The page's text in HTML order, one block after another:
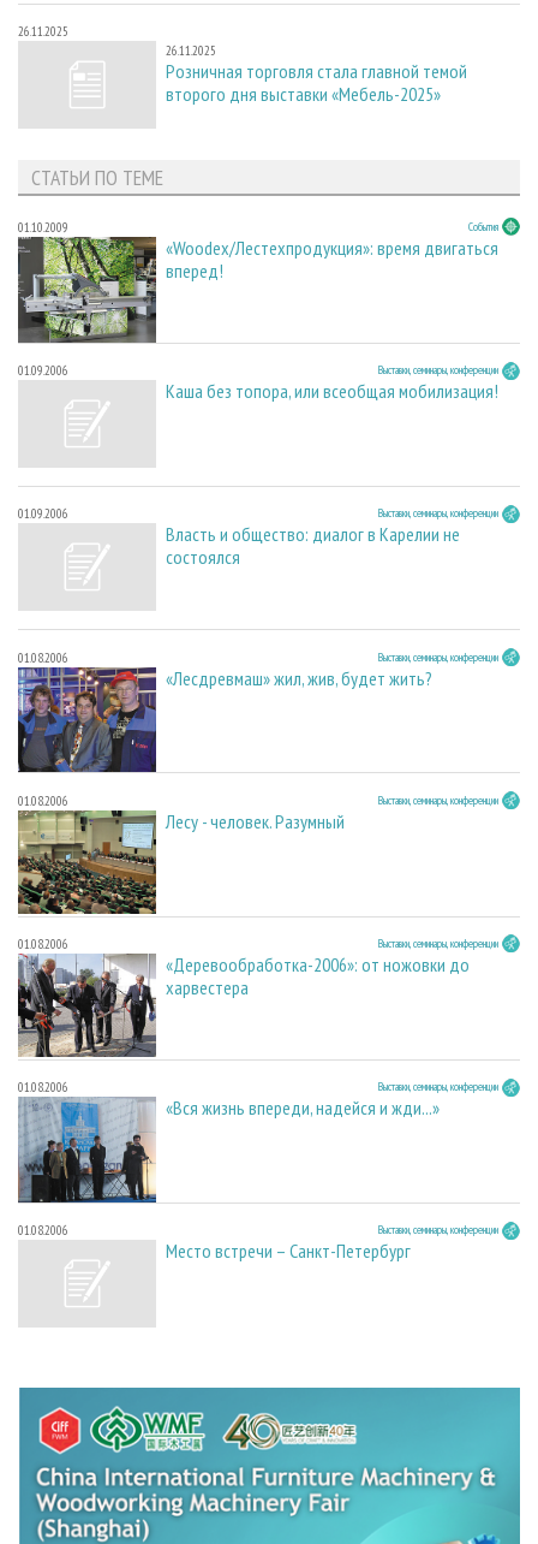
26.11.2025
26.11.2025
Розничная торговля стала главной темой
второго дня выставки «Мебель-2025»
СТАТЬИ ПО ТЕМЕ
01.10.2009 События
«Woodex/Лестехпродукция»: время двигаться
вперед!
01.09.2006 Выставки, семинары, конференции
Каша без топора, или всеобщая мобилизация!
01.09.2006 Выставки, семинары, конференции
Власть и общество: диалог в Карелии не
состоялся
01.08.2006 Выставки, семинары, конференции
«Лесдревмаш» жил, жив, будет жить?
01.08.2006 Выставки, семинары, конференции
Лесу - человек. Разумный
01.08.2006 Выставки, семинары, конференции
«Деревообработка-2006»: от ножовки до
харвестера
01.08.2006 Выставки, семинары, конференции
«Вся жизнь впереди, надейся и жди...»
01.08.2006 Выставки, семинары, конференции
Место встречи – Санкт-Петербург